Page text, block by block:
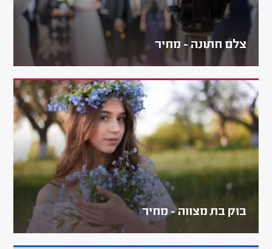
צלם חתונה - מחיר
בוק בת מצווה - מחיר